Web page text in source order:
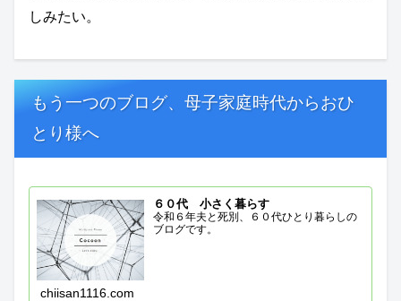
しみたい。
もう一つのブログ、母子家庭時代からおひ
とり様へ
６０代 小さく暮らす
令和６年夫と死別、６０代ひとり暮らしの
ブログです。
chiisan1116.com